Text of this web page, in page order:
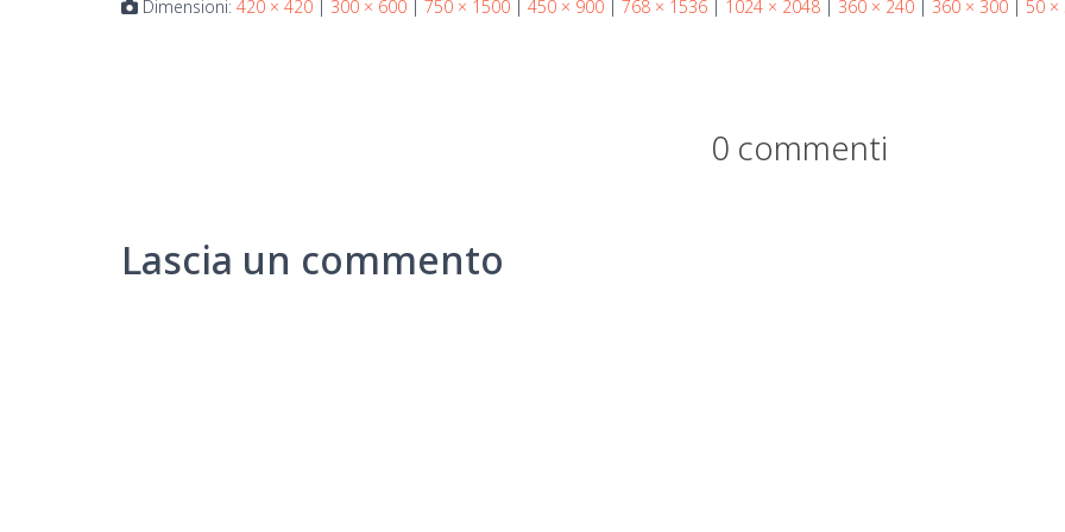
Dimensioni: 420 × 420 | 300 × 600 | 750 × 1500 | 450 × 900 | 768 × 1536 | 1024 × 2048 | 360 × 240 | 360 × 300 | 50 ×
0 commenti
Lascia un commento